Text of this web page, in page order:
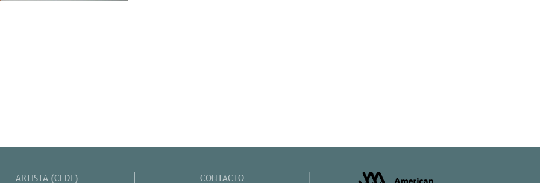
ARTISTA (CEDE) CONTACTO